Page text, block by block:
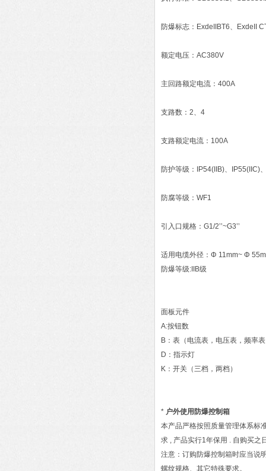
防爆标志：ExdeIIBT6、ExdeII
额定电压：AC380V
主回路额定电流：400A
支路数：2、4
支路额定电流：100A
防护等级：IP54(IIB)、IP55(IIC)
防腐等级：WF1
引入口规格：G1/2’’~G3’’
适用电缆外径：Φ 11mm~ Φ
防爆等级:IIB级
面板元件
A:按钮数
B：表（电流表，电压表，频率
D：指示灯
K：开关（三档，两档）
* 户外使用防爆控制箱
本产品严格按照质量管理体系标
求 , 产品实行1年保用 . 自购买之
注意：订购防爆控制箱时应当说
螺纹规格、其它特殊要求。